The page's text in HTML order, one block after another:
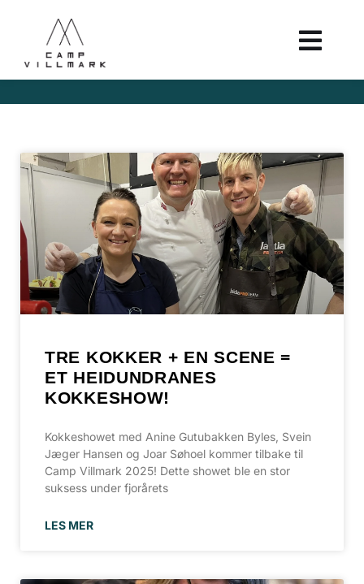
TRE KOKKER + EN SCENE =
ET HEIDUNDRANES
KOKKESHOW!
Kokkeshowet med Anine Gutubakken Byles, Svein
Jæger Hansen og Joar Søhoel kommer tilbake til
Camp Villmark 2025! Dette showet ble en stor
suksess under fjorårets
LES MER